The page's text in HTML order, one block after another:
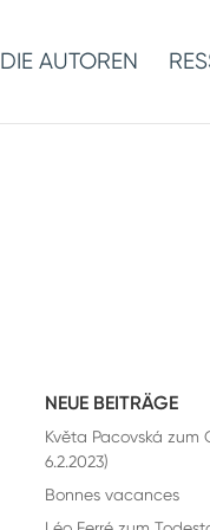
DIE AUTOREN
NEUE BEITRÄGE
Květa Pacovská zum
6.2.2023)
Bonnes vacances